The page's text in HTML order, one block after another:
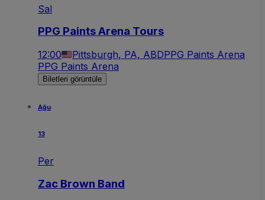
Sal
PPG Paints Arena Tours
12:00 Pittsburgh, PA, ABDPPG Paints Arena
PPG Paints Arena
Biletleri görüntüle
Ağu
13
Per
Zac Brown Band